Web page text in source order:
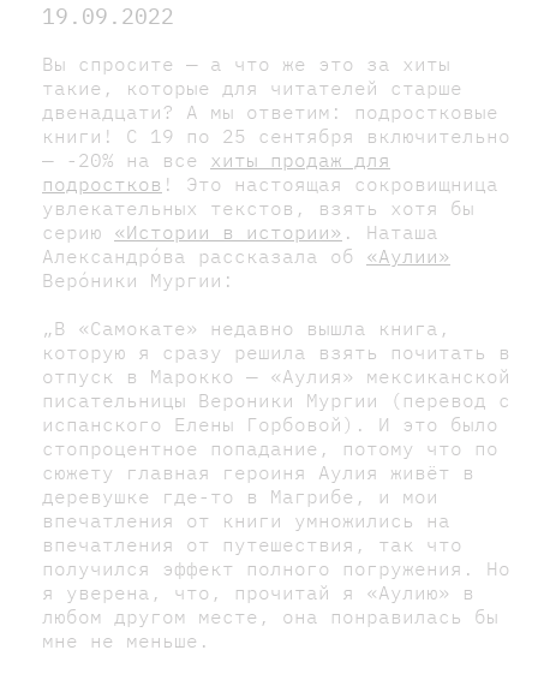
19.09.2022
Вы спросите — а что же это за хиты
такие, которые для читателей старше
двенадцати? А мы ответим: подростковые
книги! С 19 по 25 сентября включительно
— -20% на все хиты продаж для
подростков ! Это настоящая сокровищница
увлекательных текстов, взять хотя бы
серию «Истории в истории» . Наташа
Александрóва рассказала об «Аулии»
Верóники Мургии:
„В «Самокате» недавно вышла книга,
которую я сразу решила взять почитать в
отпуск в Марокко — «Аулия» мексиканской
писательницы Вероники Мургии (перевод с
испанского Елены Горбовой). И это было
стопроцентное попадание, потому что по
сюжету главная героиня Аулия живёт в
деревушке где-то в Магрибе, и мои
впечатления от книги умножились на
впечатления от путешествия, так что
получился эффект полного погружения. Но
я уверена, что, прочитай я «Аулию» в
любом другом месте, она понравилась бы
мне не меньше.